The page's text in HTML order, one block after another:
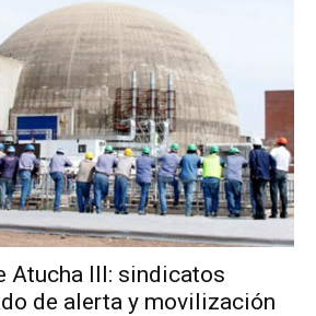
Atucha III: sindicatos
de alerta y movilización